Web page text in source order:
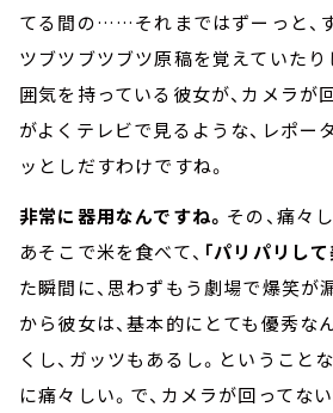
てる間の……それまではずーっと、
ツブツブツブツ原稿を覚えていたり
囲気を持っている彼女が、カメラが
がよくテレビで見るような、レポー
ッとしだすわけですね。
非常に器用なんですね。 その、痛々
あそこで米を食べて、 「パリパリして
た瞬間に、思わずもう劇場で爆笑が
から彼女は、基本的にとても優秀な
くし、ガッツもあるし。ということ
に痛々しい。で、カメラが回ってな